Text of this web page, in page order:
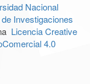
Nacional
Investigaciones
Licencia Creative
4.0